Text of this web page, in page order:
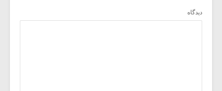
دیدگاه